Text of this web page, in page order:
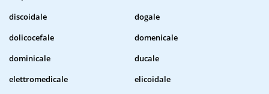
discoidale
dogale
dolicocefale
domenicale
dominicale
ducale
elettromedicale
elicoidale